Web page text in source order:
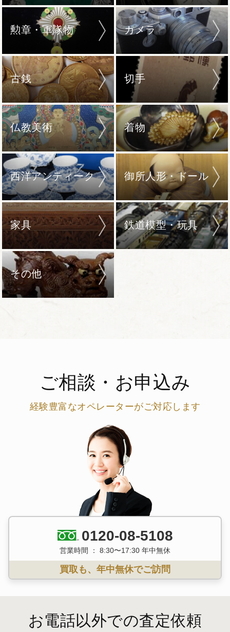
勲章・軍隊物 カメラ
古銭 切手
仏教美術 着物
西洋アンティーク 御所人形・ドール
家具 鉄道模型・玩具
その他
ご相談・お申込み
経験豊富なオペレーターがご対応します
0120-08-5108
営業時間 ： 8:30〜17:30 年中無休
買取も、年中無休でご訪問
お電話以外での査定依頼